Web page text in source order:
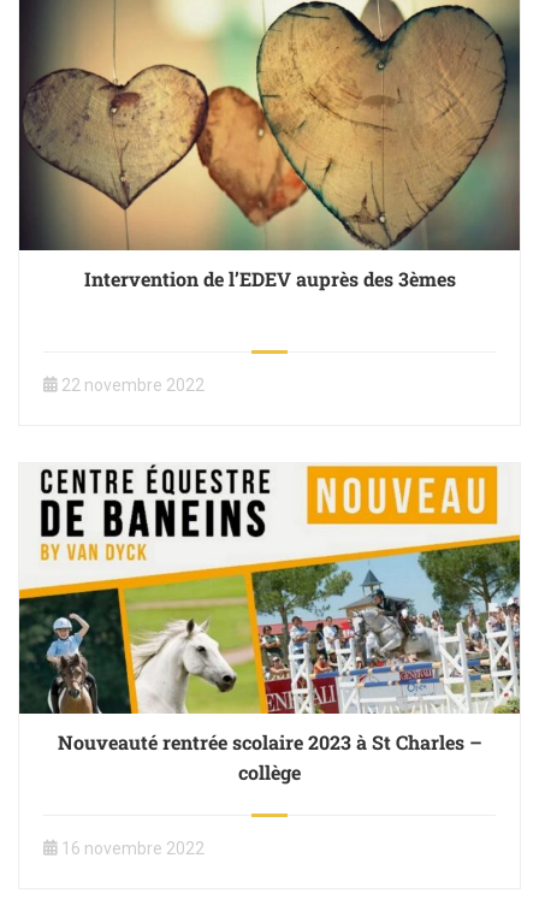
Intervention de l’EDEV auprès des 3èmes
22 novembre 2022
Nouveauté rentrée scolaire 2023 à St Charles –
collège
16 novembre 2022